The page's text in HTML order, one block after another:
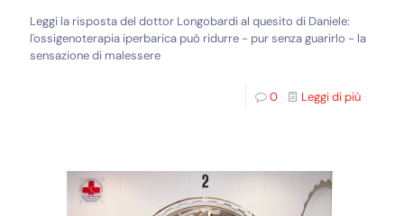
Leggi la risposta del dottor Longobardi al quesito di Daniele:
l'ossigenoterapia iperbarica può ridurre - pur senza guarirlo - la
sensazione di malessere
0 Leggi di più